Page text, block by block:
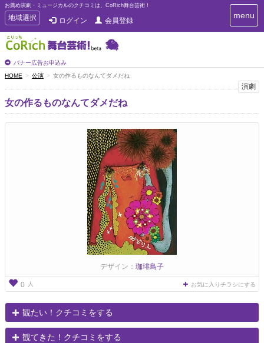
お薦め演劇・ミュージカルのクチコミは、CoRich舞台芸術！
T
o
g
g
e
n
a
v
i
地域選択 ログイン 会員登録
バナー広告お申込み
T
o
i
menu
HOME 公演 女の作るものなんてダメだね
演劇
女の作るものなんてダメだね
デザイン： 珈琲鳥子
0 人 お気に入りチラシにする
観たい！クチコミをする
観てきた！クチコミをする